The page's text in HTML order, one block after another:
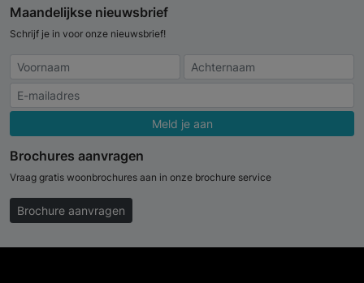
Maandelijkse nieuwsbrief
Schrijf je in voor onze nieuwsbrief!
Meld je aan
Brochures aanvragen
Vraag gratis woonbrochures aan in onze brochure service
Brochure aanvragen